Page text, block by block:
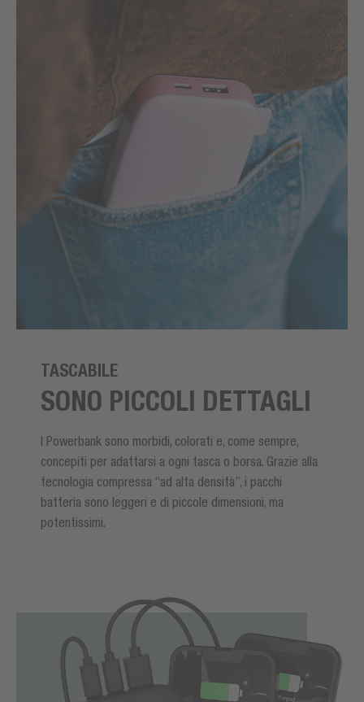
TASCABILE
SONO PICCOLI DETTAGLI
I Powerbank sono morbidi, colorati e, come sempre,
concepiti per adattarsi a ogni tasca o borsa. Grazie alla
tecnologia compressa “ad alta densità”, i pacchi
batteria sono leggeri e di piccole dimensioni, ma
potentissimi.